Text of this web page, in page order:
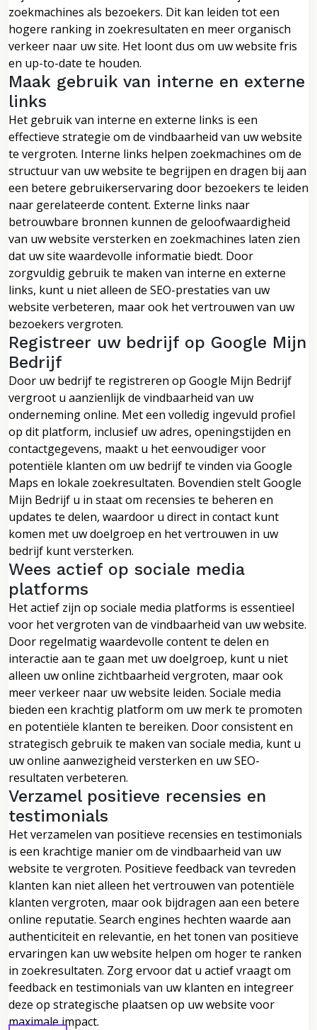
zoekmachines als bezoekers. Dit kan leiden tot een
hogere ranking in zoekresultaten en meer organisch
verkeer naar uw site. Het loont dus om uw website fris
en up-to-date te houden.
Maak gebruik van interne en externe
links
Het gebruik van interne en externe links is een
effectieve strategie om de vindbaarheid van uw website
te vergroten. Interne links helpen zoekmachines om de
structuur van uw website te begrijpen en dragen bij aan
een betere gebruikerservaring door bezoekers te leiden
naar gerelateerde content. Externe links naar
betrouwbare bronnen kunnen de geloofwaardigheid
van uw website versterken en zoekmachines laten zien
dat uw site waardevolle informatie biedt. Door
zorgvuldig gebruik te maken van interne en externe
links, kunt u niet alleen de SEO-prestaties van uw
website verbeteren, maar ook het vertrouwen van uw
bezoekers vergroten.
Registreer uw bedrijf op Google Mijn
Bedrijf
Door uw bedrijf te registreren op Google Mijn Bedrijf
vergroot u aanzienlijk de vindbaarheid van uw
onderneming online. Met een volledig ingevuld profiel
op dit platform, inclusief uw adres, openingstijden en
contactgegevens, maakt u het eenvoudiger voor
potentiële klanten om uw bedrijf te vinden via Google
Maps en lokale zoekresultaten. Bovendien stelt Google
Mijn Bedrijf u in staat om recensies te beheren en
updates te delen, waardoor u direct in contact kunt
komen met uw doelgroep en het vertrouwen in uw
bedrijf kunt versterken.
Wees actief op sociale media
platforms
Het actief zijn op sociale media platforms is essentieel
voor het vergroten van de vindbaarheid van uw website.
Door regelmatig waardevolle content te delen en
interactie aan te gaan met uw doelgroep, kunt u niet
alleen uw online zichtbaarheid vergroten, maar ook
meer verkeer naar uw website leiden. Sociale media
bieden een krachtig platform om uw merk te promoten
en potentiële klanten te bereiken. Door consistent en
strategisch gebruik te maken van sociale media, kunt u
uw online aanwezigheid versterken en uw SEO-
resultaten verbeteren.
Verzamel positieve recensies en
testimonials
Het verzamelen van positieve recensies en testimonials
is een krachtige manier om de vindbaarheid van uw
website te vergroten. Positieve feedback van tevreden
klanten kan niet alleen het vertrouwen van potentiële
klanten vergroten, maar ook bijdragen aan een betere
online reputatie. Search engines hechten waarde aan
authenticiteit en relevantie, en het tonen van positieve
ervaringen kan uw website helpen om hoger te ranken
in zoekresultaten. Zorg ervoor dat u actief vraagt om
feedback en testimonials van uw klanten en integreer
deze op strategische plaatsen op uw website voor
maximale impact.